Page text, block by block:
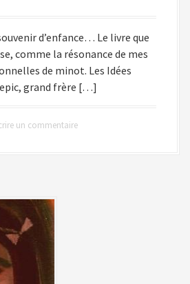
d’enfance… Le livre que
comme la résonance de mes
de minot. Les Idées
grand frère […]
un commentaire